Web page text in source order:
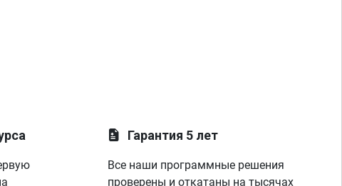
Гарантия 5 лет
Все наши программные решения
проверены и откатаны на тысячах